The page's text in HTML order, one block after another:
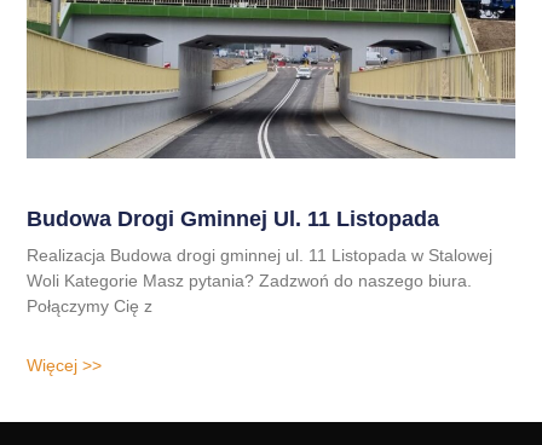
Budowa Drogi Gminnej Ul. 11 Listopada
Realizacja Budowa drogi gminnej ul. 11 Listopada w Stalowej
Woli Kategorie Masz pytania? Zadzwoń do naszego biura.
Połączymy Cię z
Więcej >>